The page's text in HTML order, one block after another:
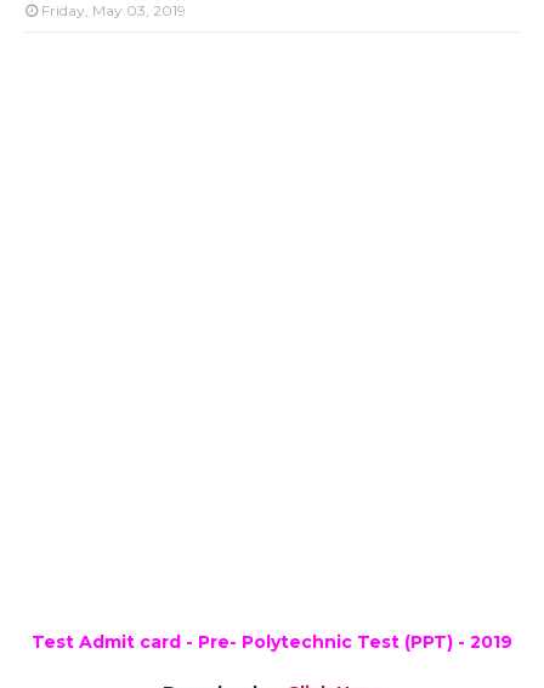
Friday, May 03, 2019
Test Admit card - Pre- Polytechnic Test (PPT) - 2019